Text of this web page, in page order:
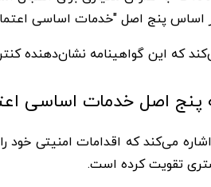
اساس پنج اصل "خدمات اساسی
که این گواهینامه نشان‌دهنده
پنج اصل خدمات اساسی
می‌کند که اقدامات امنیتی
تقویت کرده است.